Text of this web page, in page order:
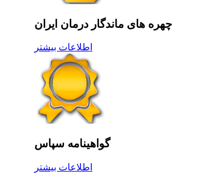
چهره های ماندگار درمان ایران
اطلاعات بیشتر
گواهینامه سپاس
اطلاعات بیشتر